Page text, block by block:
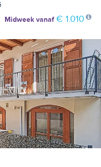
Midweekvanaf € 1.010